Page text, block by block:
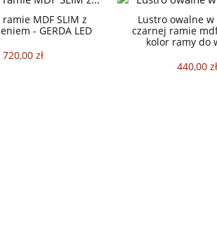
MDF SLIM z
- GERDA LED
720,00 zł
Lustro owalne
czarnej ramie
kolor ramy do
440,00 zł